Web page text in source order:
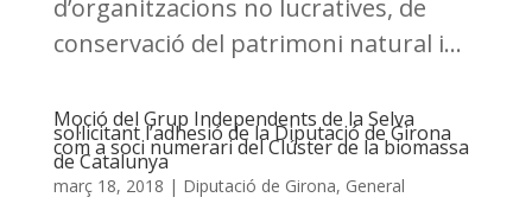
d’organitzacions no lucratives, de
conservació del patrimoni natural i...
Moció del Grup Independents de la Selva
sol·licitant l’adhesió de la Diputació de Girona
com a soci numerari del Clúster de la biomassa
de Catalunya
març 18, 2018 | Diputació de Girona, General